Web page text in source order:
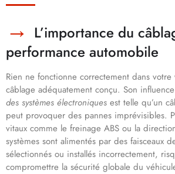
L’importance du
performance automobile
Rien ne fonctionne correctement dans votre
câblage adéquatement conçu. Son
des systèmes électroniques est telle qu’un
peut provoquer des pannes imprévisibles.
vitaux comme le freinage ABS ou la
systèmes sont alimentés par des faisceaux
sélectionnés ou installés incorrectement,
compromettre la sécurité globale du